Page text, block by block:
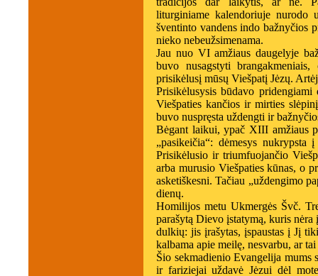
liturginiame kalendoriuje nurodo
šventinto vandens indo bažnyčios
nieko nebeužsimenama.
Jau nuo VI amžiaus daugelyje
buvo nusagstyti
prisikėlusį mūsų Viešpatį Jėzų.
Prisikėlusysis būdavo
Viešpaties kančios ir mirties
buvo nuspręsta uždengti ir
Bėgant laikui, ypač XIII amžiaus
„pasikeičia“: dėmesys nukrypsta
Prisikėlusio ir triumfuojančio
arba murusio Viešpaties kūnas, o
asketiškesni. Tačiau „uždengimo
dienų.
Homilijos metu Ukmergės Švč.
parašytą Dievo įstatymą, kuris nėra
dulkių: jis įrašytas, įspaustas į Jį
kalbama apie meilę, nesvarbu, ar
Šio sekmadienio Evangelija
ir fariziejai uždavė Jėzui dėl